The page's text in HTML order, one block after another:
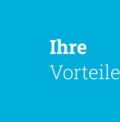
Ihre
Vorteile